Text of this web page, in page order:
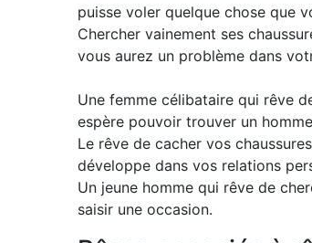
puisse voler quelque chose que
Chercher vainement ses
vous aurez un problème dans
Une femme célibataire qui rêve
espère pouvoir trouver un
Le rêve de cacher vos
développe dans vos relations
Un jeune homme qui rêve de
saisir une occasion.